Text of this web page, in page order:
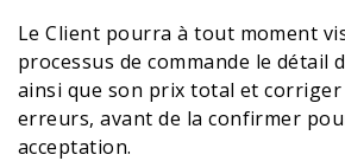
Le Client pourra à tout moment
processus de commande le détail
ainsi que son prix total et corriger
erreurs, avant de la confirmer
acceptation.